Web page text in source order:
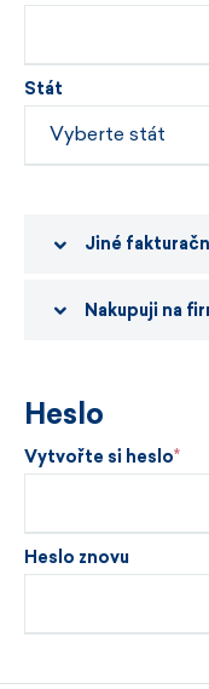
Stát
Jiné
Nakupuji na
Heslo
Vytvořte si heslo
Heslo znovu